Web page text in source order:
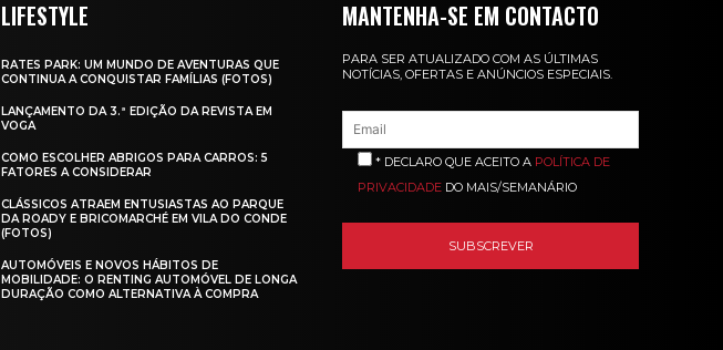
LIFESTYLE
RATES PARK: UM MUNDO DE AVENTURAS QUE
CONTINUA A CONQUISTAR FAMÍLIAS (FOTOS)
LANÇAMENTO DA 3.ª EDIÇÃO DA REVISTA EM
VOGA
COMO ESCOLHER ABRIGOS PARA CARROS: 5
FATORES A CONSIDERAR
CLÁSSICOS ATRAEM ENTUSIASTAS AO PARQUE
DA ROADY E BRICOMARCHÉ EM VILA DO CONDE
(FOTOS)
AUTOMÓVEIS E NOVOS HÁBITOS DE
MOBILIDADE: O RENTING AUTOMÓVEL DE LONGA
DURAÇÃO COMO ALTERNATIVA À COMPRA
MANTENHA-SE EM CONTACTO
PARA SER ATUALIZADO COM AS ÚLTIMAS
NOTÍCIAS, OFERTAS E ANÚNCIOS ESPECIAIS.
* DECLARO QUE ACEITO A POLÍTICA DE
PRIVACIDADE DO MAIS/SEMANÁRIO